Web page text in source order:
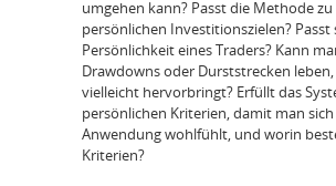
umgehen kann? Passt die Methode zu
persönlichen Investitionszielen? Passt
Persönlichkeit eines Traders? Kann
Drawdowns oder Durststrecken leben,
vielleicht hervorbringt? Erfüllt das
persönlichen Kriterien, damit man sich
Anwendung wohlfühlt, und worin
Kriterien?